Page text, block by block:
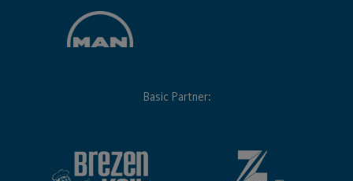
Basic Partner: